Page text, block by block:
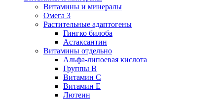
Витамины и минералы
Омега 3
Растительные адаптогены
Гингко билоба
Астаксантин
Витамины отдельно
Альфа-липоевая кислота
Группы B
Витамин С
Витамин Е
Лютеин